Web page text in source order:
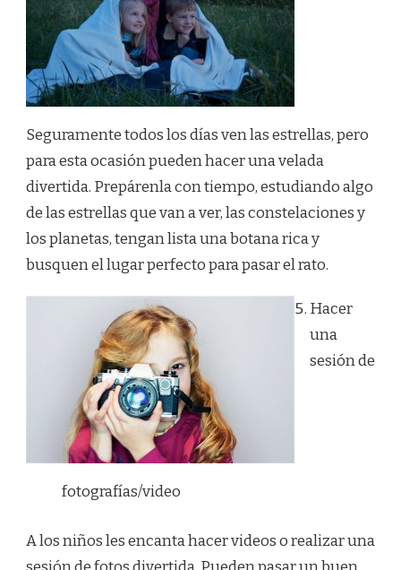
Seguramente todos los días ven las estrellas, pero
para esta ocasión pueden hacer una velada
divertida. Prepárenla con tiempo, estudiando algo
de las estrellas que van a ver, las constelaciones y
los planetas, tengan lista una botana rica y
busquen el lugar perfecto para pasar el rato.
Hacer
una
sesión de
fotografías/video
A los niños les encanta hacer videos o realizar una